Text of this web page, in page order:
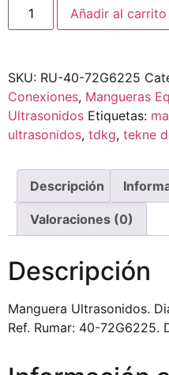
Añadir al carrito
SKU: RU-40-72G6225
Conexiones, Mangueras
Ultrasonidos Etiquetas:
ultrasonidos, tdkg, tekne
Descripción
Valoraciones (0)
Descripción
Manguera Ultrasonidos.
Ref. Rumar: 40-72G6225.